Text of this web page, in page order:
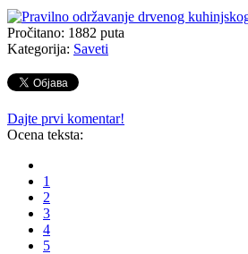
Pročitano: 1882 puta
Kategorija: Saveti
Dajte prvi komentar!
Ocena teksta:
1
2
3
4
5